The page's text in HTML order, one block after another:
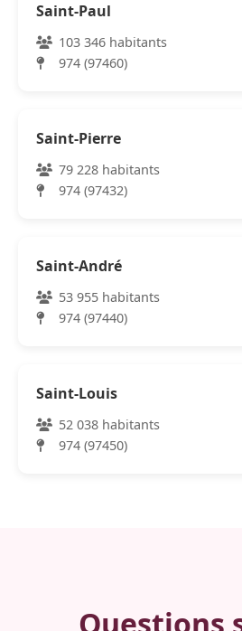
Saint-Paul
103 346 habitants
974 (97460)
Saint-Pierre
79 228 habitants
974 (97432)
Saint-André
53 955 habitants
974 (97440)
Saint-Louis
52 038 habitants
974 (97450)